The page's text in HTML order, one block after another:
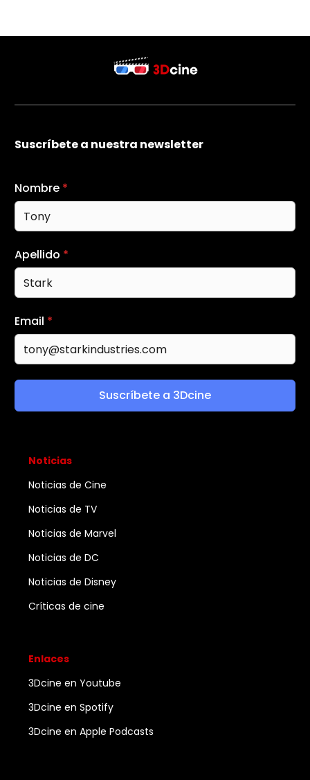
Suscríbete a nuestra newsletter
Nombre *
Apellido *
Email *
Suscríbete a 3Dcine
Noticias
Noticias de Cine
Noticias de TV
Noticias de Marvel
Noticias de DC
Noticias de Disney
Críticas de cine
Enlaces
3Dcine en Youtube
3Dcine en Spotify
3Dcine en Apple Podcasts